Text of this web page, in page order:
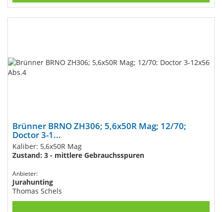
Brünner BRNO ZH306; 5,6x50R Mag; 12/70;
Doctor 3-1...
Kaliber: 5,6x50R Mag
Zustand: 3 - mittlere Gebrauchsspuren
Anbieter:
Jurahunting
Thomas Schels